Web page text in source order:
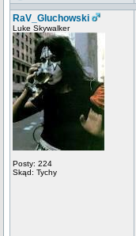
RaV_Gluchowski
Luke Skywalker
Posty: 224
Skąd: Tychy